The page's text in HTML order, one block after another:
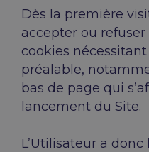
Dès la première
accepter ou
cookies
préalable,
bas de page qui
lancement du Site.
L’Utilisateur a